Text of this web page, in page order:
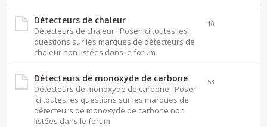
Détecteurs de chaleur
Détecteurs de chaleur : Poser ici toutes les
questions sur les marques de détecteurs de
chaleur non listées dans le forum
10
Détecteurs de monoxyde de carbone
Détecteurs de monoxyde de carbone : Poser
ici toutes les questions sur les marques de
détecteurs de monoxyde de carbone non
listées dans le forum
53